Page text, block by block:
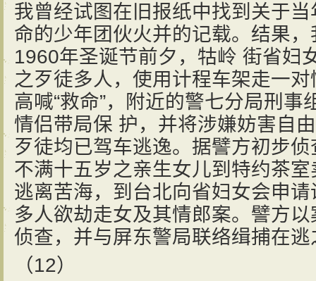
我曾经试图在旧报纸中找到关于
命的少年团伙火并的记载。结果
1960年圣诞节前夕，牯岭 街省妇
之歹徒多人，使用计程车架走一
高喊“救命”，附近的警七分局刑
情侣带局保 护，并将涉嫌妨害自
歹徒均已驾车逃逸。据譬方初步
不满十五岁之亲生女儿到特约茶
逃离苦海，到台北向省妇女会申
多人欲劫走女及其情郎案。譬方
侦查，并与屏东警局联络缉捕在
（12）